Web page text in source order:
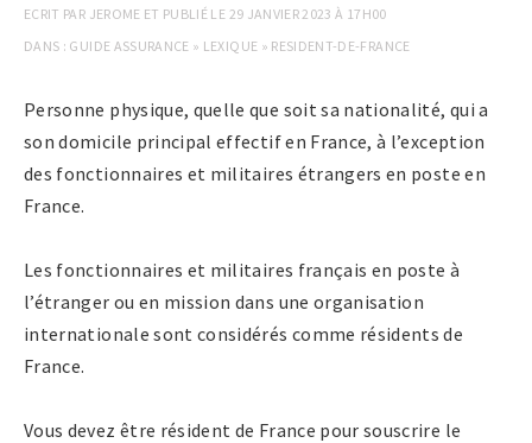
ECRIT PAR JEROME ET PUBLIÉ LE 29 JANVIER 2023 À 17H00
DANS : GUIDE ASSURANCE » LEXIQUE » RESIDENT-DE-FRANCE
Personne physique, quelle que soit sa nationalité, qui a
son domicile principal effectif en France, à l’exception
des fonctionnaires et militaires étrangers en poste en
France.
Les fonctionnaires et militaires français en poste à
l’étranger ou en mission dans une organisation
internationale sont considérés comme résidents de
France.
Vous devez être résident de France pour souscrire le